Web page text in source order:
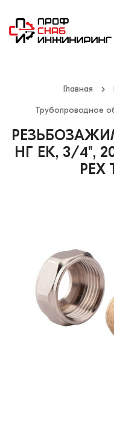
Главная
Трубопроводное
НГ ЕК, 3/4",
PEX